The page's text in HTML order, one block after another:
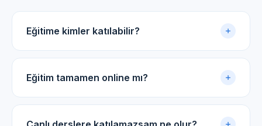
Eğitime kimler katılabilir?
Akupunktur uygulama sertifikasına sahip tüm tıp
doktorları ve diş hekimleri için uygundur.
Eğitim tamamen online mı?
Evet. Eğitim online panel üzerinden yürütülür. Canlı
dersler, kayıtlı video arşivi ve PDF ders notlarıyla